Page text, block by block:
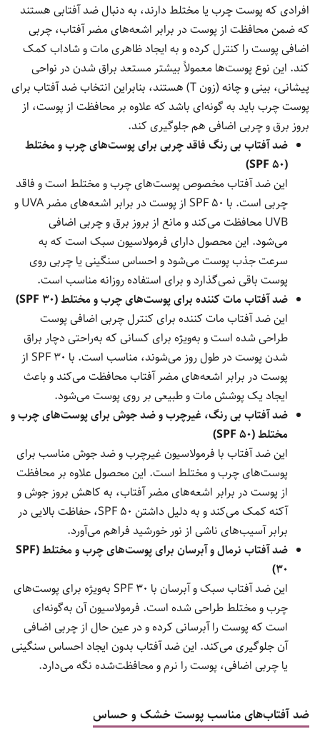
افرادی که پوست چرب یا مختلط دارند، به دنبال ضد آفتابی هستند
که ضمن محافظت از پوست در برابر اشعه‌های مضر آفتاب، چربی
اضافی پوست را کنترل کرده و به ایجاد ظاهری مات و شاداب کمک
کند. این نوع پوست‌ها معمولاً بیشتر مستعد براق شدن در نواحی
پیشانی، بینی و چانه (زون T) هستند، بنابراین انتخاب ضد آفتاب برای
پوست چرب باید به گونه‌ای باشد که علاوه بر محافظت از پوست، از
بروز برق و چربی اضافی هم جلوگیری کند.
ضد آفتاب بی رنگ فاقد چربی برای پوست‌های چرب و مختلط
(SPF 50)
این ضد آفتاب مخصوص پوست‌های چرب و مختلط است و فاقد
چربی است. با SPF 50 از پوست در برابر اشعه‌های مضر UVA و
UVB محافظت می‌کند و مانع از بروز برق و چربی اضافی
می‌شود. این محصول دارای فرمولاسیون سبک است که به
سرعت جذب پوست می‌شود و احساس سنگینی یا چربی روی
پوست باقی نمی‌گذارد و برای استفاده روزانه مناسب است.
ضد آفتاب مات کننده برای پوست‌های چرب و مختلط (SPF 30)
این ضد آفتاب مات کننده برای کنترل چربی اضافی پوست
طراحی شده است و به‌ویژه برای کسانی که به‌راحتی دچار براق
شدن پوست در طول روز می‌شوند، مناسب است. با SPF 30 از
پوست در برابر اشعه‌های مضر آفتاب محافظت می‌کند و باعث
ایجاد یک پوشش مات و طبیعی بر روی پوست می‌شود.
ضد آفتاب بی رنگ، غیرچرب و ضد جوش برای پوست‌های چرب و
مختلط (SPF 50)
این ضد آفتاب با فرمولاسیون غیرچرب و ضد جوش مناسب برای
پوست‌های چرب و مختلط است. این محصول علاوه بر محافظت
از پوست در برابر اشعه‌های مضر آفتاب، به کاهش بروز جوش و
آکنه کمک می‌کند و به دلیل داشتن SPF 50، حفاظت بالایی در
برابر آسیب‌های ناشی از نور خورشید فراهم می‌آورد.
ضد آفتاب نرمال و آبرسان برای پوست‌های چرب و مختلط (SPF
30)
این ضد آفتاب سبک و آبرسان با SPF 30 به‌ویژه برای پوست‌های
چرب و مختلط طراحی شده است. فرمولاسیون آن به‌گونه‌ای
است که پوست را آبرسانی کرده و در عین حال از چربی اضافی
آن جلوگیری می‌کند. این ضد آفتاب بدون ایجاد احساس سنگینی
یا چربی اضافی، پوست را نرم و محافظت‌شده نگه می‌دارد.
ضد آفتاب‌های مناسب پوست خشک و حساس